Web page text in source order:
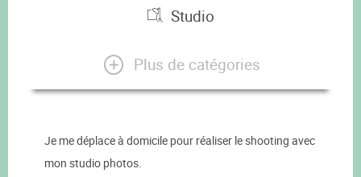
Studio
Plus de catégories
Je me déplace à domicile pour réaliser le shooting avec
mon studio photos.